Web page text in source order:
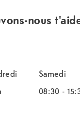
nous
Samedi
08:30 -